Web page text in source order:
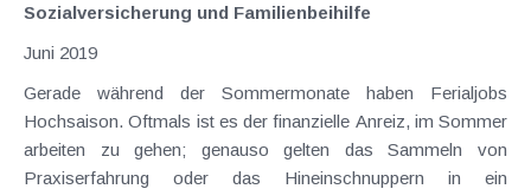
Sozialversicherung und Familienbeihilfe
Juni 2019
Gerade während der Sommermonate haben Ferialjobs
Hochsaison. Oftmals ist es der finanzielle Anreiz, im Sommer
arbeiten zu gehen; genauso gelten das Sammeln von
Praxiserfahrung oder das Hineinschnuppern in ein